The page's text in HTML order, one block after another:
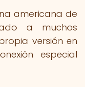
americana de
a muchos
versión en
especial